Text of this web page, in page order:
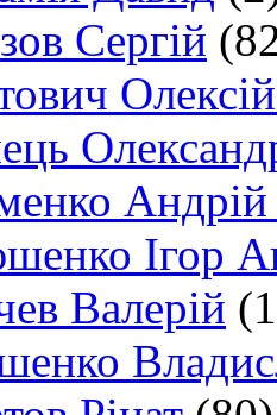
Сергій
Андрій
Ігор
Валерій